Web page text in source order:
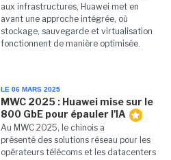
aux infrastructures, Huawei met en
avant une approche intégrée, où
stockage, sauvegarde et virtualisation
fonctionnent de manière optimisée.
LE 06 MARS 2025
MWC 2025 : Huawei mise sur le
800 GbE pour épauler l'IA
Au MWC 2025, le chinois a
présenté des solutions réseau pour les
opérateurs télécoms et les datacenters